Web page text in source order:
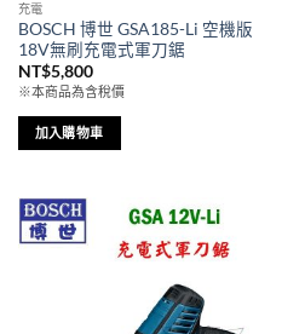
充電
BOSCH 博世 GSA185-Li 空機版
18V無刷充電式軍刀鋸
NT$5,800
※本商品為含稅價
加入購物車